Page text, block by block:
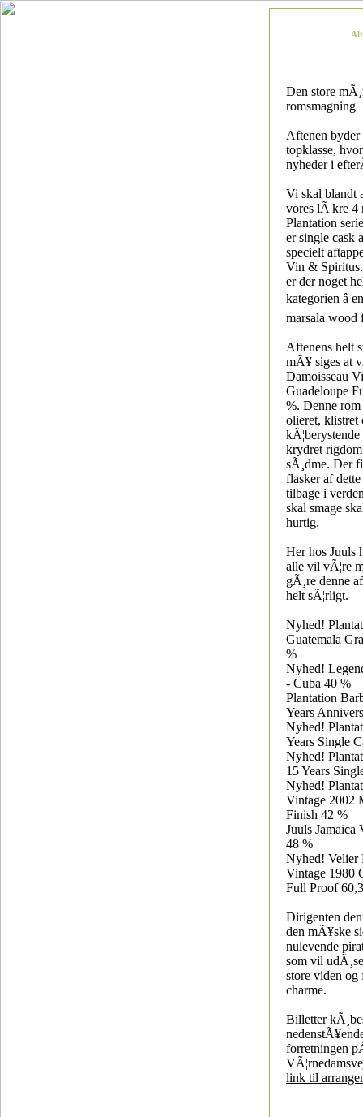
Den store
romsmagning
Aftenen
topklasse,
nyheder i
Vi skal blandt
vores lÃ¦kre 4
Plantation
er single cask
specielt
Vin &
er der noget
kategorien â
marsala wood
Aftenens helt
mÃ¥ siges at
Damoisseau
Guadeloupe
%. Denne
olieret, klistret
krydret
sÃ¸dme. Der
flasker af
tilbage i
skal smage
hurtig.
Her hos Juuls
alle vil vÃ¦re
gÃ¸re denne
helt sÃ¦rligt.
Nyhed!
Guatemala
%
Nyhed!
- Cuba 40 %
Plantation
Years
Nyhed!
Years Single
Nyhed!
15 Years
Nyhed!
Vintage 2002
Finish 42 %
Juuls Jamaica
48 %
Nyhed! Velier
Vintage 1980
Full Proof
Dirigenten
den mÃ¥ske
nulevende
som vil
store viden og
charme.
Billetter
forretningen
link til